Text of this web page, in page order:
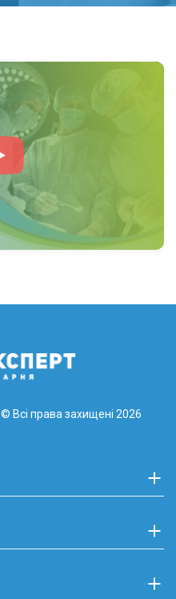
© Всі права захищені 2026